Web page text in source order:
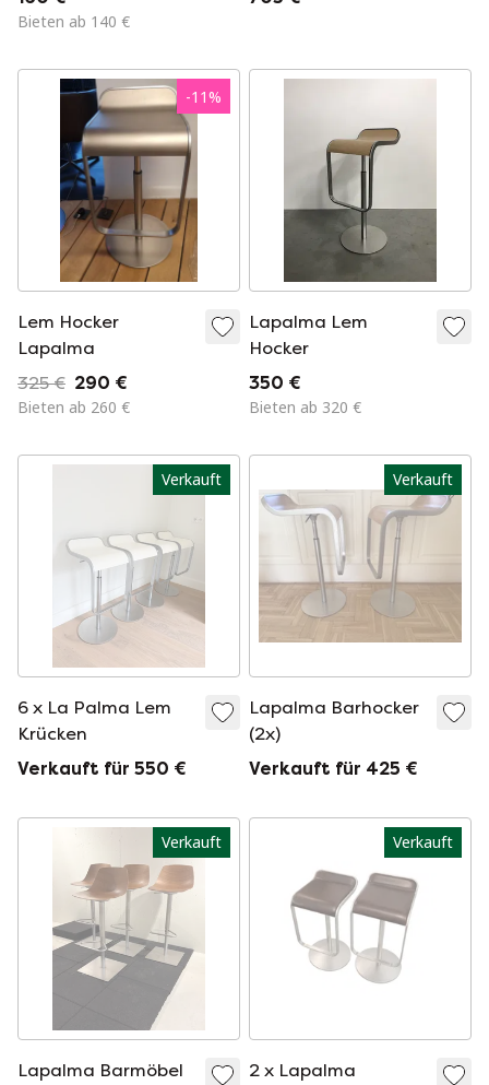
Bieten ab 140 €
-11%
Lem Hocker
Lapalma
325 € 290 €
Bieten ab 260 €
Lapalma Lem
Hocker
350 €
Bieten ab 320 €
Verkauft
6 x La Palma Lem
Krücken
Verkauft für 550 €
Verkauft
Lapalma Barhocker
(2x)
Verkauft für 425 €
Verkauft
Lapalma Barmöbel
Verkauft
2 x Lapalma